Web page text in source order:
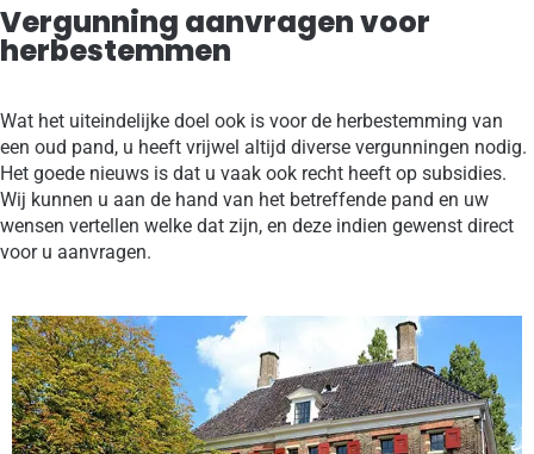
Vergunning aanvragen voor
herbestemmen
Wat het uiteindelijke doel ook is voor de herbestemming van
een oud pand, u heeft vrijwel altijd diverse vergunningen nodig.
Het goede nieuws is dat u vaak ook recht heeft op subsidies.
Wij kunnen u aan de hand van het betreffende pand en uw
wensen vertellen welke dat zijn, en deze indien gewenst direct
voor u aanvragen.